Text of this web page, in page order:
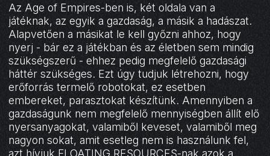
Az Age of Empires-ben is, két oldala van a
játéknak, az egyik a gazdaság, a másik a hadászat.
Alapvetően a másikat le kell győzni ahhoz, hogy
nyerj - bár ez a játékban és az életben sem mindig
szükségszerű - ehhez pedig megfelelő gazdasági
háttér szükséges. Ezt úgy tudjuk létrehozni, hogy
erőforrás termelő robotokat, ez esetben
embereket, parasztokat készítünk. Amennyiben a
gazdaságunk nem megfelelő mennyiségben állít elő
nyersanyagokat, valamiből keveset, valamiből meg
nagyon sokat, amit esetleg nem is használunk fel,
azt hívjuk FLOATING RESOURCES-nak azok a